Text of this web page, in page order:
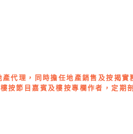
代理，同時擔任地產銷售及按揭實
按節目嘉賓及樓按專欄作者，定期